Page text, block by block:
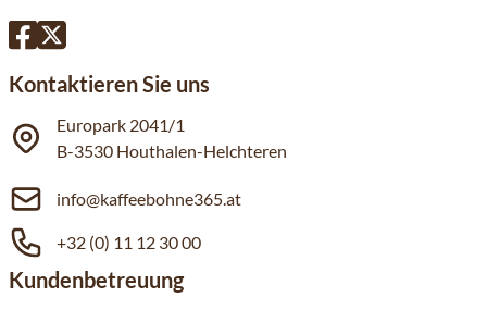
Kontaktieren Sie uns
Europark 2041/1
B-3530 Houthalen-Helchteren
info@kaffeebohne365.at
+32 (0) 11 12 30 00
Kundenbetreuung